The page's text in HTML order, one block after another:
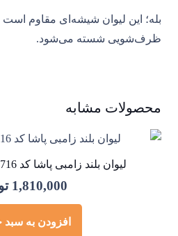
بله؛ این لیوان شیشه‌ای مقاوم
ظرف‌شویی شسته می‌شود.
محصولات مشابه
لیوان بلند زامبی پاشا کد 41716 شش عددی ایلا
1,810,000
افزودن به سبد